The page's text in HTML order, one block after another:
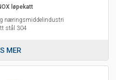
løpekatt
næringsmiddelindustri
stål 304
MER